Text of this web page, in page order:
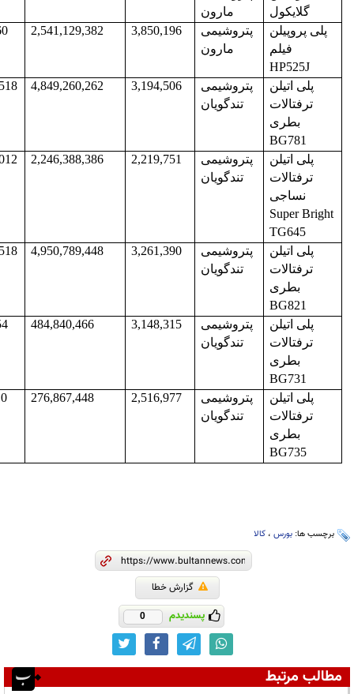
گلایکول
مارون
پلی پروپیلن
فیلم
HP525J
پتروشیمی
مارون
3,850,196
2,541,129,382
پلی اتیلن
ترفتالات
بطری
BG781
پتروشیمی
تندگویان
3,194,506
4,849,260,262
پلی اتیلن
ترفتالات
نساجی
Super Bright
TG645
پتروشیمی
تندگویان
2,219,751
2,246,388,386
پلی اتیلن
ترفتالات
بطری
BG821
پتروشیمی
تندگویان
3,261,390
4,950,789,448
پلی اتیلن
ترفتالات
بطری
BG731
پتروشیمی
تندگویان
3,148,315
484,840,466
پلی اتیلن
ترفتالات
بطری
BG735
پتروشیمی
تندگویان
2,516,977
276,867,448
برچسب ها: بورس ، کالا
گزارش خطا
پسندیدم 0
مطالب مرتبط